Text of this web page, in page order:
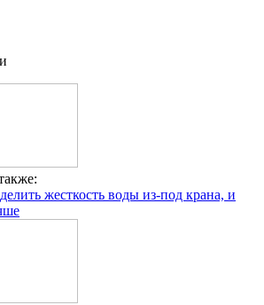
жесткость воды из-под крана, и